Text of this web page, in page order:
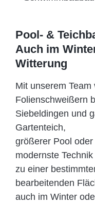
Pool- &
Auch im
Witterung
Mit unserem
Folien­schweißern
Siebeldingen und
Gartenteich,
größerer Pool
modernste
zu einer
bearbeitenden
auch im Winter